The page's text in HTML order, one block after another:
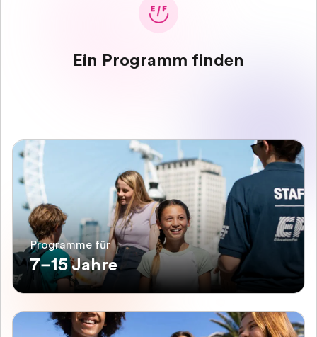
Ein Programm finden
Programme für
7–15 Jahre